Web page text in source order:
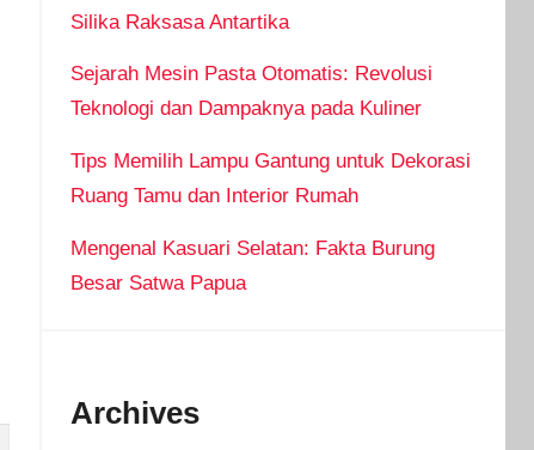
Silika Raksasa Antartika
Sejarah Mesin Pasta Otomatis: Revolusi
Teknologi dan Dampaknya pada Kuliner
Tips Memilih Lampu Gantung untuk Dekorasi
Ruang Tamu dan Interior Rumah
Mengenal Kasuari Selatan: Fakta Burung
Besar Satwa Papua
Archives